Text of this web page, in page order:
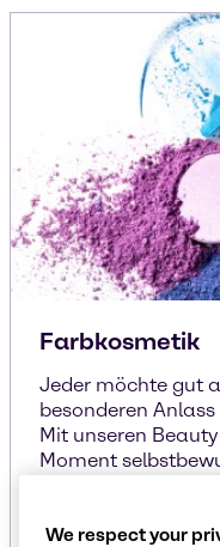
Farbkosmetik
Jeder möchte gut
besonderen
Mit unseren
Moment
We respect your